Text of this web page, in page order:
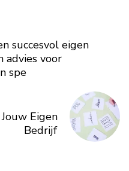
succesvol eigen
advies voor
spe
Eigen
Bedrijf